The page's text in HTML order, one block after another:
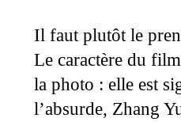
Il faut plutôt le
Le caractère du
la photo : elle est
l’absurde, Zhang